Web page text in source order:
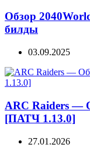
Обзор
билды
03.09.2025
ARC Raiders —
[ПАТЧ 1.13.0]
27.01.2026